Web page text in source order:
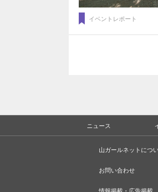
イベントレポート
ニュース
山ガールネットにつ
お問い合わせ
情報掲載・広告掲載